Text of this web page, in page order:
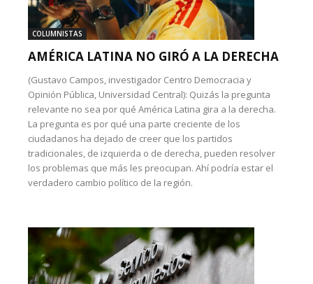
COLUMNISTAS
AMÉRICA LATINA NO GIRÓ A LA DERECHA
(Gustavo Campos, investigador Centro Democracia y
Opinión Pública, Universidad Central): Quizás la pregunta
relevante no sea por qué América Latina gira a la derecha.
La pregunta es por qué una parte creciente de los
ciudadanos ha dejado de creer que los partidos
tradicionales, de izquierda o de derecha, pueden resolver
los problemas que más les preocupan. Ahí podría estar el
verdadero cambio político de la región.